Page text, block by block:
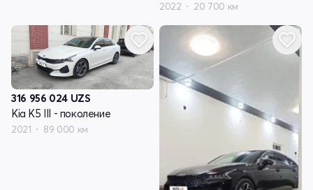
2022 20 700 км
316 956 024 UZS
Kia K5 III - поколение
2021 89 000 км